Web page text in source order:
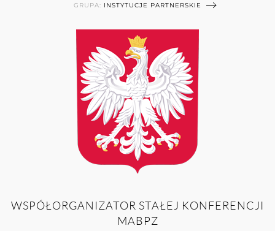
GRUPA: INSTYTUCJE PARTNERSKIE
WSPÓŁORGANIZATOR STAŁEJ KONFERENCJI
MABPZ